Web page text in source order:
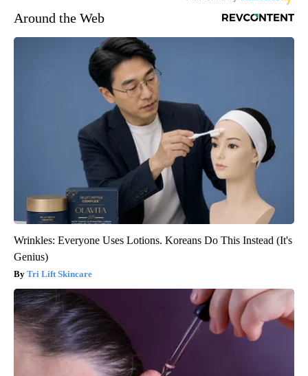
Around the Web
Wrinkles: Everyone Uses Lotions. Koreans Do This Instead (It's
Genius)
Tri Lift Skincare